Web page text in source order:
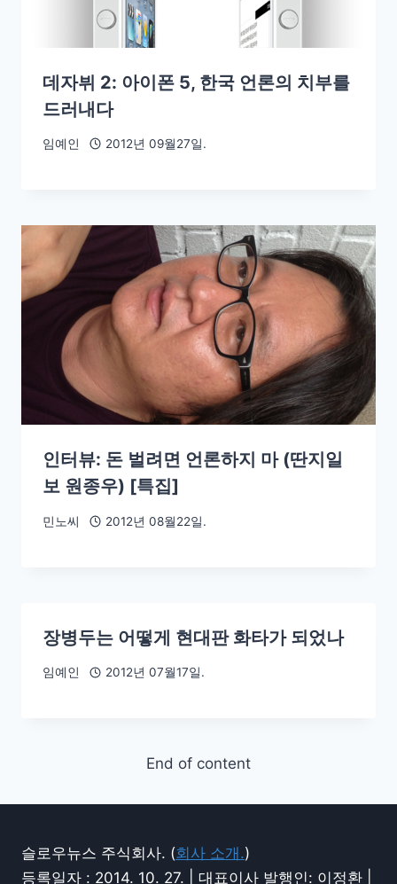
데자뷔 2: 아이폰 5, 한국 언론의 치부를
드러내다
임예인 2012년 09월27일.
인터뷰: 돈 벌려면 언론하지 마 (딴지일
보 원종우) [특집]
민노씨 2012년 08월22일.
장병두는 어떻게 현대판 화타가 되었나
임예인 2012년 07월17일.
End of content
슬로우뉴스 주식회사. (회사 소개.)
등록일자 : 2014. 10. 27. | 대표이사 발행인: 이정환 |